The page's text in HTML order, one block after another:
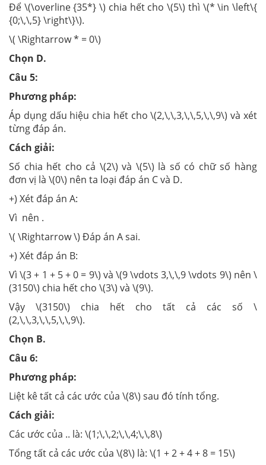
Để \(\overline {35*} \) chia hết cho \(5\) thì \(* \in \left\{
{0;\,\,5} \right\}\).
\( \Rightarrow * = 0\)
Chọn D.
Câu 5:
Phương pháp:
Áp dụng dấu hiệu chia hết cho \(2,\,\,3,\,\,5,\,\,9\) và xét
từng đáp án.
Cách giải:
Số chia hết cho cả \(2\) và \(5\) là số có chữ số hàng
đơn vị là \(0\) nên ta loại đáp án C và D.
+) Xét đáp án A:
Vì nên .
\( \Rightarrow \) Đáp án A sai.
+) Xét đáp án B:
Vì \(3 + 1 + 5 + 0 = 9\) và \(9 \vdots 3,\,\,9 \vdots 9\) nên \
(3150\) chia hết cho \(3\) và \(9\).
Vậy \(3150\) chia hết cho tất cả các số \
(2,\,\,3,\,\,5,\,\,9\).
Chọn B.
Câu 6:
Phương pháp:
Liệt kê tất cả các ước của \(8\) sau đó tính tổng.
Cách giải:
Các ước của .. là: \(1;\,\,2;\,\,4;\,\,8\)
Tổng tất cả các ước của \(8\) là: \(1 + 2 + 4 + 8 = 15\)